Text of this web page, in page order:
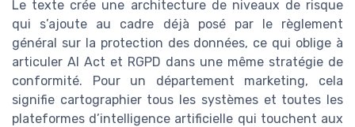
Le texte crée une architecture de niveaux de risque
qui s’ajoute au cadre déjà posé par le règlement
général sur la protection des données, ce qui oblige à
articuler AI Act et RGPD dans une même stratégie de
conformité. Pour un département marketing, cela
signifie cartographier tous les systèmes et toutes les
plateformes d’intelligence artificielle qui touchent aux